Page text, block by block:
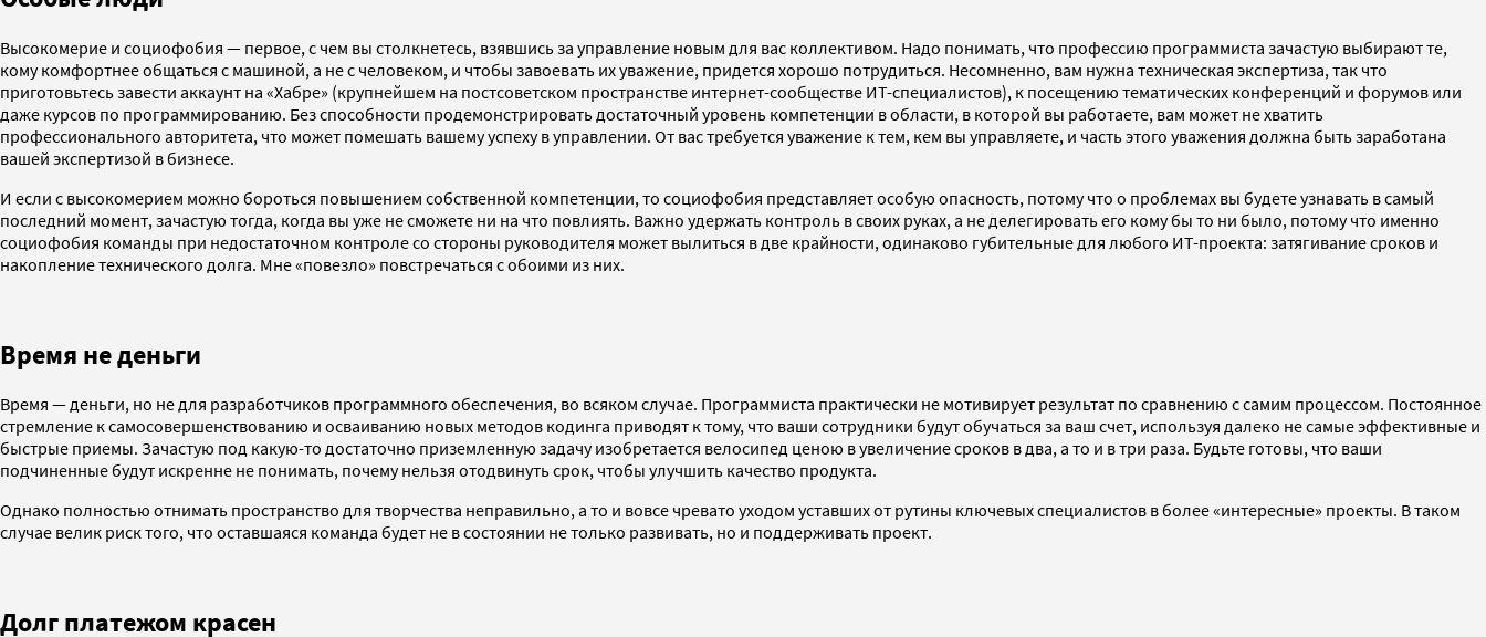
Высокомерие и социофобия — первое, с чем вы столкнетесь, взявшись за управление новым для вас коллективом. Надо понимать, что профессию программиста зачастую выбирают те,
кому комфортнее общаться с машиной, а не с человеком, и чтобы завоевать их уважение, придется хорошо потрудиться. Несомненно, вам нужна техническая экспертиза, так что
приготовьтесь завести аккаунт на «Хабре» (крупнейшем на постсоветском пространстве интернет-сообществе ИТ-специалистов), к посещению тематических конференций и форумов или
даже курсов по программированию. Без способности продемонстрировать достаточный уровень компетенции в области, в которой вы работаете, вам может не хватить
профессионального авторитета, что может помешать вашему успеху в управлении. От вас требуется уважение к тем, кем вы управляете, и часть этого уважения должна быть заработана
вашей экспертизой в бизнесе.
И если с высокомерием можно бороться повышением собственной компетенции, то социофобия представляет особую опасность, потому что о проблемах вы будете узнавать в самый
последний момент, зачастую тогда, когда вы уже не сможете ни на что повлиять. Важно удержать контроль в своих руках, а не делегировать его кому бы то ни было, потому что именно
социофобия команды при недостаточном контроле со стороны руководителя может вылиться в две крайности, одинаково губительные для любого ИТ-проекта: затягивание сроков и
накопление технического долга. Мне «повезло» повстречаться с обоими из них.
Время не деньги
Время — деньги, но не для разработчиков программного обеспечения, во всяком случае. Программиста практически не мотивирует результат по сравнению с самим процессом. Постоянное
стремление к самосовершенствованию и осваиванию новых методов кодинга приводят к тому, что ваши сотрудники будут обучаться за ваш счет, используя далеко не самые эффективные и
быстрые приемы. Зачастую под какую-то достаточно приземленную задачу изобретается велосипед ценою в увеличение сроков в два, а то и в три раза. Будьте готовы, что ваши
подчиненные будут искренне не понимать, почему нельзя отодвинуть срок, чтобы улучшить качество продукта.
Однако полностью отнимать пространство для творчества неправильно, а то и вовсе чревато уходом уставших от рутины ключевых специалистов в более «интересные» проекты. В таком
случае велик риск того, что оставшаяся команда будет не в состоянии не только развивать, но и поддерживать проект.
Долг платежом красен